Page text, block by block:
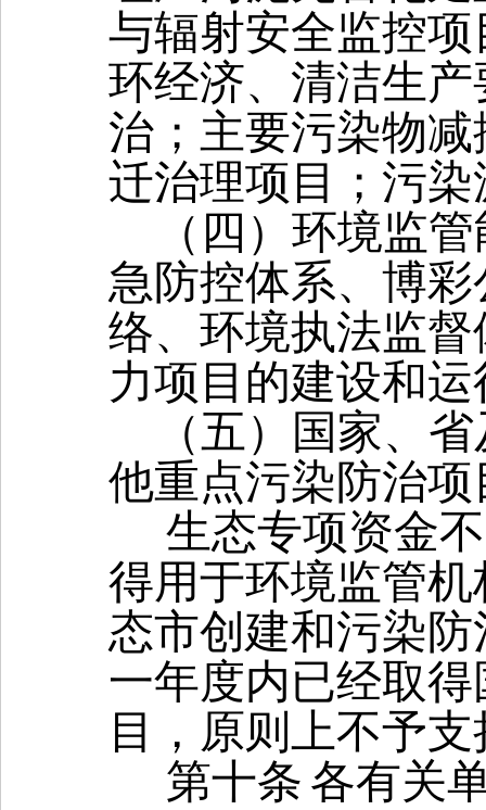
与辐射安全监控项
环经济、清洁生
治；主要污染物
迁治理项目；污
（四）环境监
急防控体系、博
络、环境执法监
力项目的建设和
（五）国家、
他重点污染防治项
生态专项资金
得用于环境监管
态市创建和污染
一年度内已经取
目，原则上不予
第十条 各有关